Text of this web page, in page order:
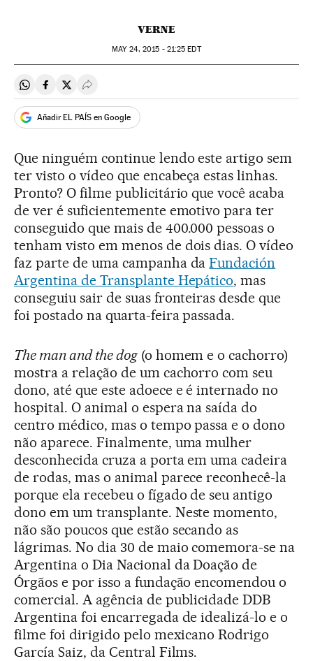
VERNE
MAY24, 2015 - 21:25 EDT
Compartir en Whatsapp
Compartir en Facebook
Compartir en Twitter
Desplegar Redes Sociales
Añadir EL PAÍS en Google
Que ninguém continue lendo este artigo sem
ter visto o vídeo que encabeça estas linhas.
Pronto? O filme publicitário que você acaba
de ver é suficientemente emotivo para ter
conseguido que mais de 400.000 pessoas o
tenham visto em menos de dois dias. O vídeo
faz parte de uma campanha daFundación
Argentina de Transplante Hepático, mas
conseguiu sair de suas fronteiras desde que
foi postado na quarta-feira passada.
The man and the dog(o homem e o cachorro)
mostra a relação de um cachorro com seu
dono, até que este adoece e é internado no
hospital. O animal o espera na saída do
centro médico, mas o tempo passa e o dono
não aparece. Finalmente, uma mulher
desconhecida cruza a porta em uma cadeira
de rodas, mas o animal parece reconhecê-la
porque ela recebeu o fígado de seu antigo
dono em um transplante. Neste momento,
não são poucos que estão secando as
lágrimas. No dia 30 de maio comemora-se na
Argentina o Dia Nacional da Doação de
Órgãos e por isso a fundação encomendou o
comercial. A agência de publicidade DDB
Argentina foi encarregada de idealizá-lo e o
filme foi dirigido pelo mexicano Rodrigo
García Saiz, da Central Films.